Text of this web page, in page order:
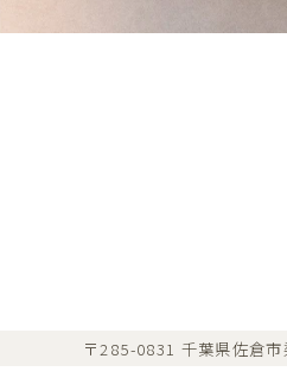
〒285-0831 千葉県佐倉市